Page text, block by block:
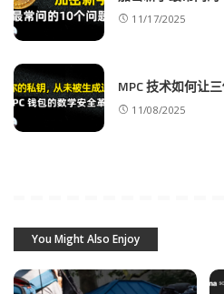
11/17/2025
MPC 技术如何让
11/08/2025
You Might Also Enjoy